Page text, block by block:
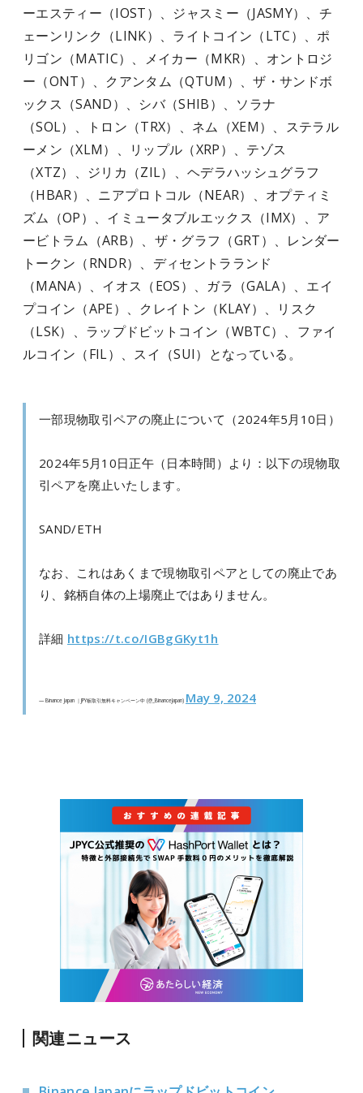
ーエスティー（IOST）、ジャスミー（JASMY）、チ
ェーンリンク（LINK）、ライトコイン（LTC）、ポ
リゴン（MATIC）、メイカー（MKR）、オントロジ
ー（ONT）、クアンタム（QTUM）、ザ・サンドボ
ックス（SAND）、シバ（SHIB）、ソラナ
（SOL）、トロン（TRX）、ネム（XEM）、ステラル
ーメン（XLM）、リップル（XRP）、テゾス
（XTZ）、ジリカ（ZIL）、ヘデラハッシュグラフ
（HBAR）、ニアプロトコル（NEAR）、オプティミ
ズム（OP）、イミュータブルエックス（IMX）、ア
ービトラム（ARB）、ザ・グラフ（GRT）、レンダー
トークン（RNDR）、ディセントラランド
（MANA）、イオス（EOS）、ガラ（GALA）、エイ
プコイン（APE）、クレイトン（KLAY）、リスク
（LSK）、ラップドビットコイン（WBTC）、ファイ
ルコイン（FIL）、スイ（SUI）となっている。
一部現物取引ペアの廃止について（2024年5月10日）
2024年5月10日正午（日本時間）より：以下の現物取
引ペアを廃止いたします。
SAND/ETH
なお、これはあくまで現物取引ペアとしての廃止であ
り、銘柄自体の上場廃止ではありません。
詳細 https://t.co/IGBgGKyt1h
— Binance Japan ｜JPY板取引無料キャンペーン中 (@_BinanceJapan) May 9, 2024
関連ニュース